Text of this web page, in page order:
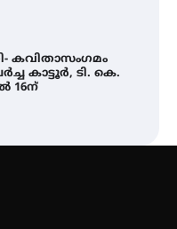
തുടരുന്നു – തൃശൂർ
വിദ്യാഭ്യാസ
ശനിയാഴ്ച